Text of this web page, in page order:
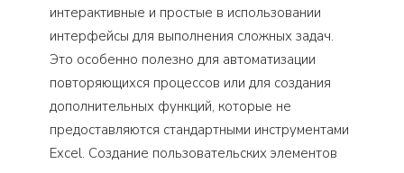
интерактивные и простые в использовании
интерфейсы для выполнения сложных задач.
Это особенно полезно для автоматизации
повторяющихся процессов или для создания
дополнительных функций, которые не
предоставляются стандартными инструментами
Excel. Создание пользовательских элементов